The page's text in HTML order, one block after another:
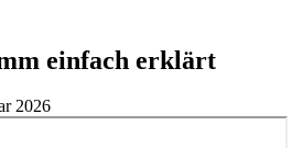
einfach erklärt
2026